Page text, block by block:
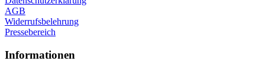
AGB
Widerrufsbelehrung
Pressebereich
Informationen